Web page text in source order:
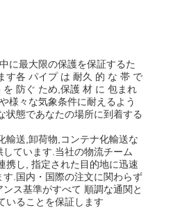
に最大限の保護を保証するた
す各 パイプ は 耐久 的 な 帯 で
防ぐ ため,保護 材 に 包まれ
様々な気象条件に耐えるよう
状態であなたの場所に到着する
輸送,卸荷物,コンテナ化輸送な
ています.当社の物流チーム
携し, 指定された目的地に迅速
.国内・国際の注文に関わらず
ス基準がすべて 順調な通関と
いることを保証します